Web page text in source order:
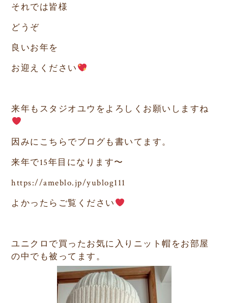
それでは皆様
どうぞ
良いお年を
お迎えください
来年もスタジオユウをよろしくお願いしますね
因みにこちらでブログも書いてます。
来年で15年目になります〜
https://ameblo.jp/yublog111
よかったらご覧ください
ユニクロで買ったお気に入りニット帽をお部屋
の中でも被ってます。